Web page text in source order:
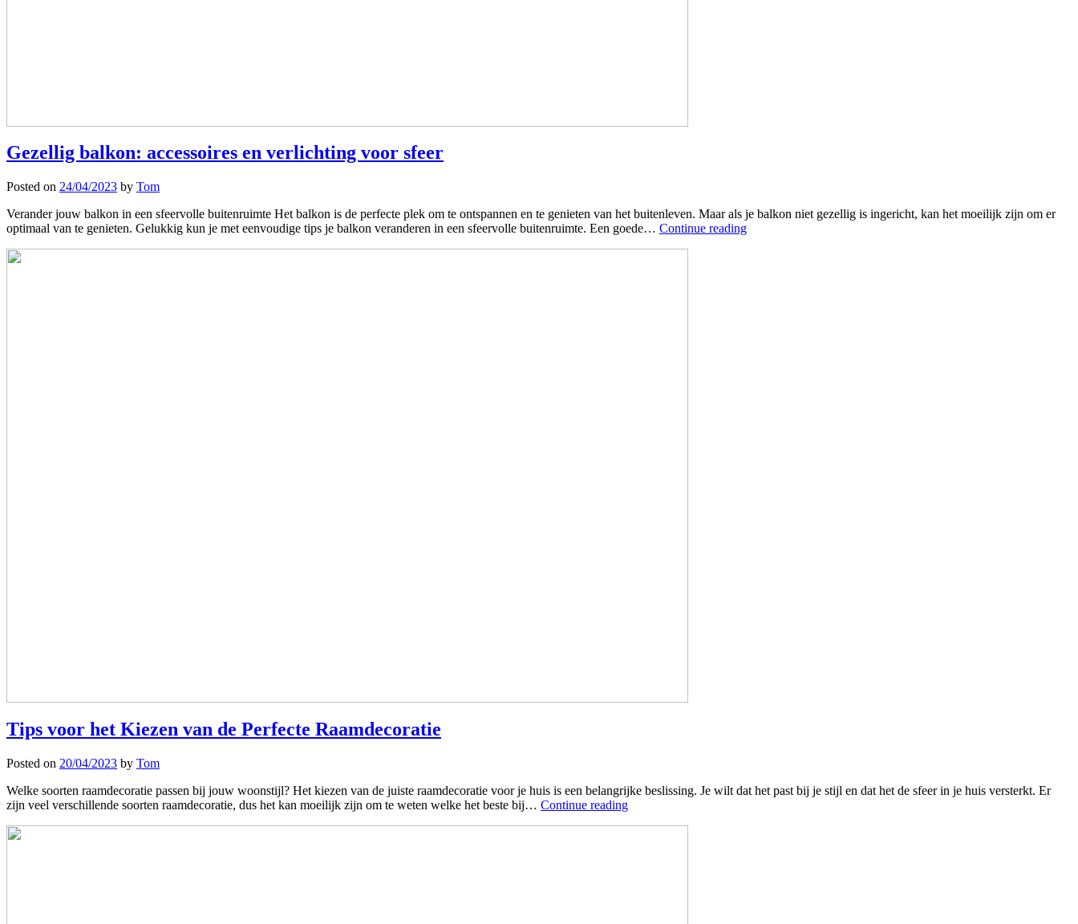
Gezellig balkon: accessoires en verlichting voor sfeer
Posted on 24/04/2023 by Tom
Verander jouw balkon in een sfeervolle buitenruimte Het balkon is de perfecte plek om te ontspannen en te genieten van het buitenleven. Maar als je balkon niet gezellig is ingericht, kan het moeilijk zijn om er
optimaal van te genieten. Gelukkig kun je met eenvoudige tips je balkon veranderen in een sfeervolle buitenruimte. Een goede… Continue reading
Tips voor het Kiezen van de Perfecte Raamdecoratie
Posted on 20/04/2023 by Tom
Welke soorten raamdecoratie passen bij jouw woonstijl? Het kiezen van de juiste raamdecoratie voor je huis is een belangrijke beslissing. Je wilt dat het past bij je stijl en dat het de sfeer in je huis versterkt. Er
zijn veel verschillende soorten raamdecoratie, dus het kan moeilijk zijn om te weten welke het beste bij… Continue reading